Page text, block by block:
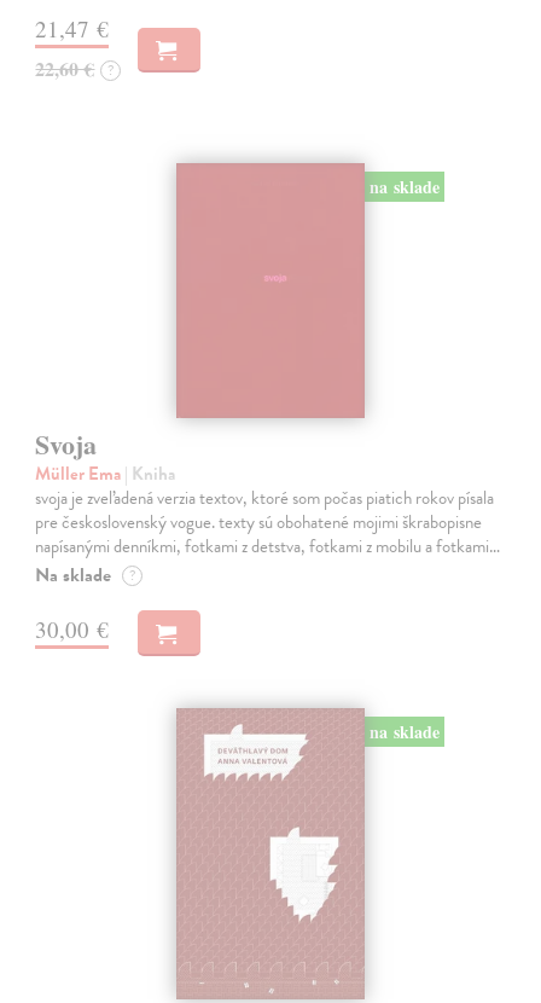
21,47 €
22,60 € ?
na sklade
Svoja
Müller Ema| Kniha
svoja je zveľadená verzia textov, ktoré som počas piatich rokov písala
pre československý vogue. texty sú obohatené mojimi škrabopisne
napísanými denníkmi, fotkami z detstva, fotkami z mobilu a fotkami…
Na sklade ?
30,00 €
na sklade